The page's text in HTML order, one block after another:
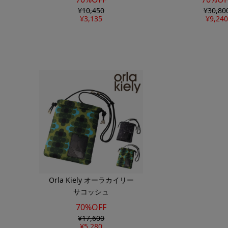
¥10,450
¥3,135
¥
¥9,240
Orla Kiely オーラカイリー
サコッシュ
70%OFF
¥17,600